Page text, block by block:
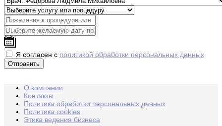
Я согласен с политикой обработки персональных данных
О компании
Контакты
Политика обработки персональных данных
Политика cookies
Этика ведения бизнеса